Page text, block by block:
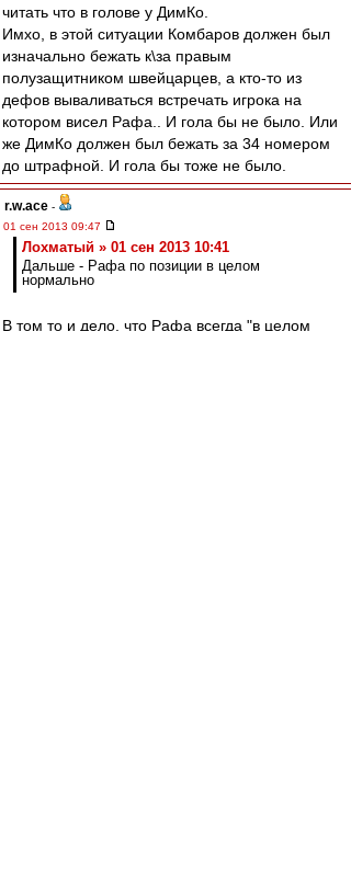
читать что в голове у ДимКо.
Имхо, в этой ситуации Комбаров должен был
изначально бежать к\за правым
полузащитником швейцарцев, а кто-то из
дефов вываливаться встречать игрока на
котором висел Рафа.. И гола бы не было. Или
же ДимКо должен был бежать за 34 номером
до штрафной. И гола бы тоже не было.
r.w.ace -
01 сен 2013 09:47
Лохматый » 01 сен 2013 10:41
Дальше - Рафа по позиции в целом
нормально
В том то и дело, что Рафа всегда "в целом